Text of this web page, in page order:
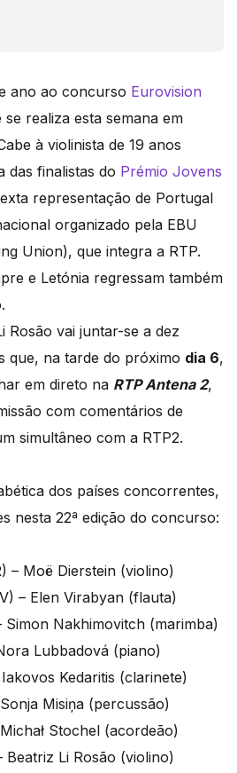
ano ao concurso Eurovision
se realiza esta semana em
à violinista de 19 anos
das finalistas do Prémio Jovens
representação de Portugal
organizado pela EBU
Union), que integra a RTP.
e Letónia regressam também
Rosão vai juntar-se a dez
que, na tarde do próximo dia 6,
em direto na RTP Antena 2,
com comentários de
simultâneo com a RTP2.
dos países concorrentes,
nesta 22ª edição do concurso:
– Moë Dierstein (violino)
– Elen Virabyan (flauta)
Simon Nakhimovitch (marimba)
Lubbadová (piano)
Kedaritis (clarinete)
Misiņa (percussão)
Stochel (acordeão)
Beatriz Li Rosão (violino)